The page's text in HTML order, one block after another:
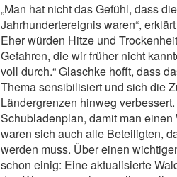
„Man hat nicht das Gefühl, dass
Jahrhundertereignis waren“,
Eher würden Hitze und
Gefahren, die wir früher nicht
voll durch.“ Glaschke hofft, dass
Thema sensibilisiert und sich die
Ländergrenzen hinweg
Schubladenplan, damit man
waren sich auch alle Beteiligten,
werden muss. Über einen
schon einig: Eine aktualisierte